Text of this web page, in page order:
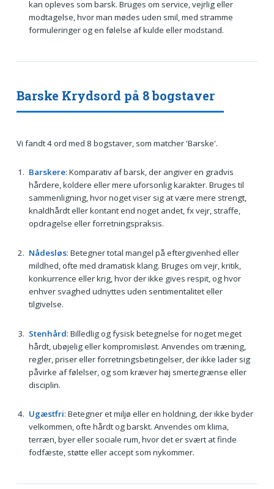
kan opleves som barsk. Bruges om service, vejrlig eller
modtagelse, hvor man mødes uden smil, med stramme
formuleringer og en følelse af kulde eller modstand.
Barske Krydsord på 8 bogstaver
Vi fandt 4 ord med 8 bogstaver, som matcher 'Barske'.
Barskere: Komparativ af barsk, der angiver en gradvis
hårdere, koldere eller mere uforsonlig karakter. Bruges til
sammenligning, hvor noget viser sig at være mere strengt,
knaldhårdt eller kontant end noget andet, fx vejr, straffe,
opdragelse eller forretningspraksis.
Nådesløs: Betegner total mangel på eftergivenhed eller
mildhed, ofte med dramatisk klang. Bruges om vejr, kritik,
konkurrence eller krig, hvor der ikke gives respit, og hvor
enhver svaghed udnyttes uden sentimentalitet eller
tilgivelse.
Stenhård: Billedlig og fysisk betegnelse for noget meget
hårdt, ubøjelig eller kompromisløst. Anvendes om træning,
regler, priser eller forretningsbetingelser, der ikke lader sig
påvirke af følelser, og som kræver høj smertegrænse eller
disciplin.
Ugæstfri: Betegner et miljø eller en holdning, der ikke byder
velkommen, ofte hårdt og barskt. Anvendes om klima,
terræn, byer eller sociale rum, hvor det er svært at finde
fodfæste, støtte eller accept som nykommer.